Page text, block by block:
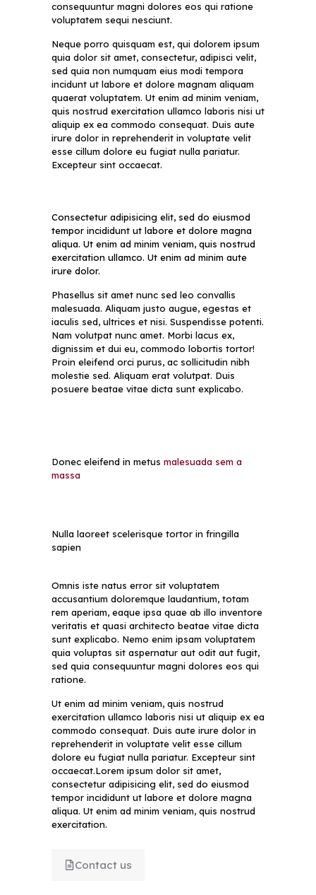
consequuntur magni dolores eos qui ratione
voluptatem sequi nesciunt.
Neque porro quisquam est, qui dolorem ipsum
quia dolor sit amet, consectetur, adipisci velit,
sed quia non numquam eius modi tempora
incidunt ut labore et dolore magnam aliquam
quaerat voluptatem. Ut enim ad minim veniam,
quis nostrud exercitation ullamco laboris nisi ut
aliquip ex ea commodo consequat. Duis aute
irure dolor in reprehenderit in voluptate velit
esse cillum dolore eu fugiat nulla pariatur.
Excepteur sint occaecat.
Consectetur adipisicing elit, sed do eiusmod
tempor incididunt ut labore et dolore magna
aliqua. Ut enim ad minim veniam, quis nostrud
exercitation ullamco. Ut enim ad minim aute
irure dolor.
Phasellus sit amet nunc sed leo convallis
malesuada. Aliquam justo augue, egestas et
iaculis sed, ultrices et nisi. Suspendisse potenti.
Nam volutpat nunc amet. Morbi lacus ex,
dignissim et dui eu, commodo lobortis tortor!
Proin eleifend orci purus, ac sollicitudin nibh
molestie sed. Aliquam erat volutpat. Duis
posuere beatae vitae dicta sunt explicabo.
Donec eleifend in metus malesuada sem a
massa
Nulla laoreet scelerisque tortor in fringilla
sapien
Omnis iste natus error sit voluptatem
accusantium doloremque laudantium, totam
rem aperiam, eaque ipsa quae ab illo inventore
veritatis et quasi architecto beatae vitae dicta
sunt explicabo. Nemo enim ipsam voluptatem
quia voluptas sit aspernatur aut odit aut fugit,
sed quia consequuntur magni dolores eos qui
ratione.
Ut enim ad minim veniam, quis nostrud
exercitation ullamco laboris nisi ut aliquip ex ea
commodo consequat. Duis aute irure dolor in
reprehenderit in voluptate velit esse cillum
dolore eu fugiat nulla pariatur. Excepteur sint
occaecat.Lorem ipsum dolor sit amet,
consectetur adipisicing elit, sed do eiusmod
tempor incididunt ut labore et dolore magna
aliqua. Ut enim ad minim veniam, quis nostrud
exercitation.
Contact us